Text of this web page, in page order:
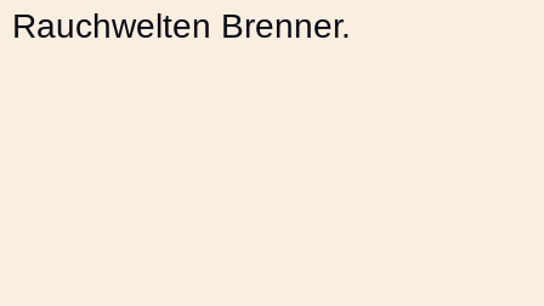
Rauchwelten Brenner.